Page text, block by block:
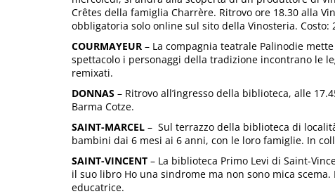
Crêtes della famiglia Charrère. Ritrovo ore 18.30 alla
obbligatoria solo online sul sito della Vinosteria. Costo:
COURMAYEUR – La compagnia teatrale Palinodie
spettacolo i personaggi della tradizione incontrano le
remixati.
DONNAS – Ritrovo all’ingresso della biblioteca, alle
Barma Cotze.
SAINT-MARCEL – Sul terrazzo della biblioteca di
bambini dai 6 mesi ai 6 anni, con le loro famiglie. In
SAINT-VINCENT – La biblioteca Primo Levi di Saint-
il suo libro Ho una sindrome ma non sono mica
educatrice.